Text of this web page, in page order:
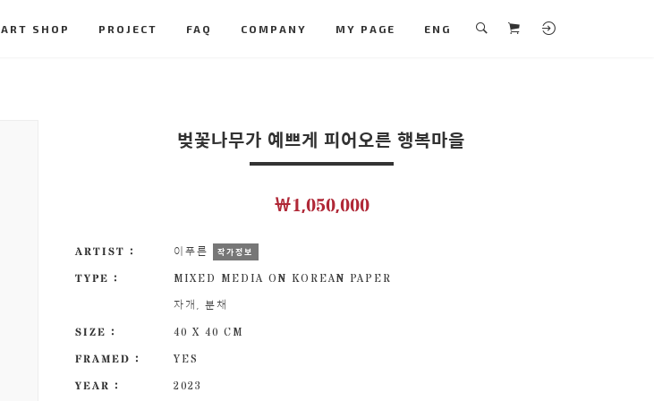
ART SHOP PROJECT FAQ COMPANY MY PAGE ENG
벚꽃나무가 예쁘게 피어오른 행복마을
￦1,050,000
ARTIST : 이푸른 작가정보
TYPE :
MIXED MEDIA ON KOREAN PAPER
자개, 분채
SIZE :
40 X 40 CM
FRAMED :
YES
YEAR :
2023